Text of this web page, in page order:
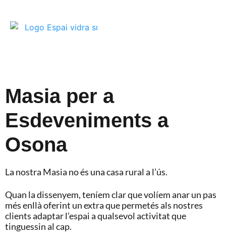
Masia per a
Esdeveniments a
Osona
La nostra Masia no és una casa rural a l’ús.
Quan la dissenyem, teníem clar que volíem anar un pas
més enllà oferint un extra que permetés als nostres
clients adaptar l’espai a qualsevol activitat que
tinguessin al cap.